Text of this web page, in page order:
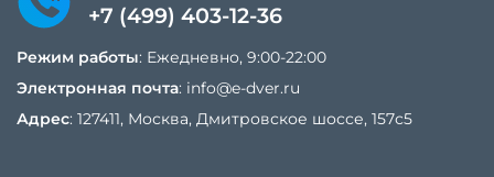
+7 (499) 403-12-36
Режим работы: Ежедневно, 9:00-22:00
Электронная почта: info@e-dver.ru
Адрес: 127411, Москва, Дмитровское шоссе, 157с5